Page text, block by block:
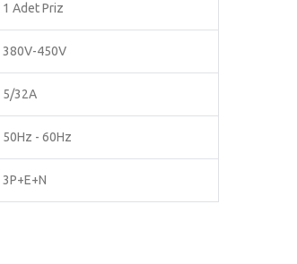
1 Adet Priz
380V-450V
5/32A
50Hz - 60Hz
3P+E+N